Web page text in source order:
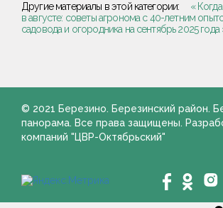
Другие материалы в этой категории:
«
в августе: советы агронома с 40-летним
садовода и огородника на сентябрь 2025 года
© 2021 Березино. Березинский район.
панорама. Все права защищены.
компаний "ЦВР-Октябрьский"